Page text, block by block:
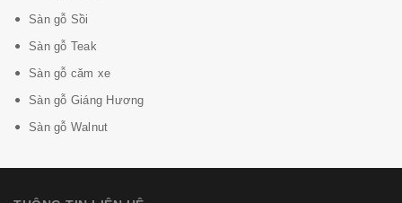
Sàn gỗ Sồi
Sàn gỗ Teak
Sàn gỗ căm xe
Sàn gỗ Giáng Hương
Sàn gỗ Walnut